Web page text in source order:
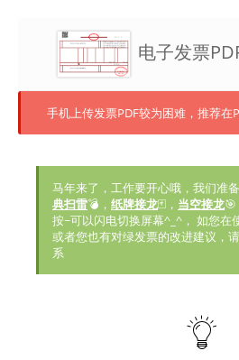
电子发票
手机上传发票PDF较为困难，推荐在
马年来了，工作要开心哦，我们准
典扫雷💣， 纸牌接龙🃏， 当空接龙🎯
按~可以闪电切换屏幕^_^， 如您在
或者您也有对绿发票的改进建议，请
系